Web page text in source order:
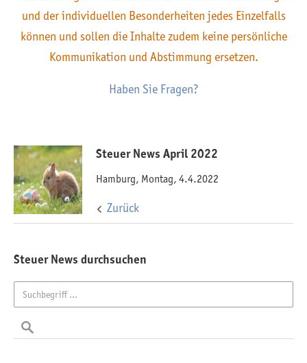
und der individuellen Besonderheiten jedes Einzelfalls
können und sollen die Inhalte zudem keine persönliche
Kommunikation und Abstimmung ersetzen.
Haben Sie Fragen?
Steuer News April 2022
Hamburg, Montag, 4.4.2022
Zurück
Steuer News durchsuchen